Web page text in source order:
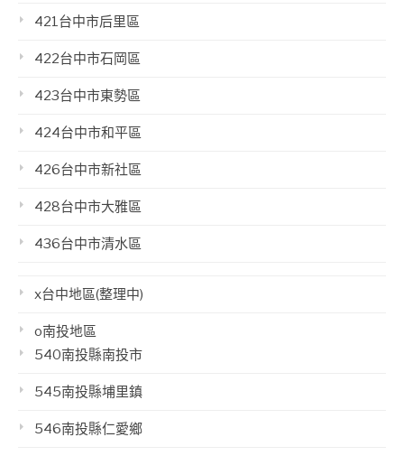
421台中市后里區
422台中市石岡區
423台中市東勢區
424台中市和平區
426台中市新社區
428台中市大雅區
436台中市清水區
x台中地區(整理中)
o南投地區
540南投縣南投市
545南投縣埔里鎮
546南投縣仁愛鄉